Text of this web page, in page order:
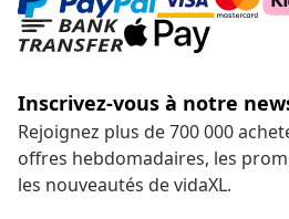
Inscrivez-vous à notre
Rejoignez plus de 700 000
offres hebdomadaires, les
les nouveautés de vidaXL.